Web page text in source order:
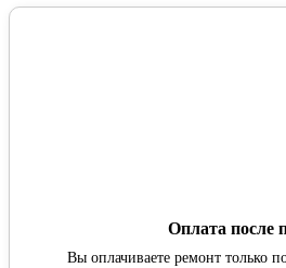
Оплата после
Вы оплачиваете ремонт только